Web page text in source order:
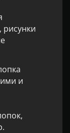
рисунки
и